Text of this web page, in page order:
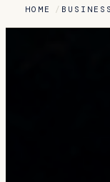
HOME BUSINESS